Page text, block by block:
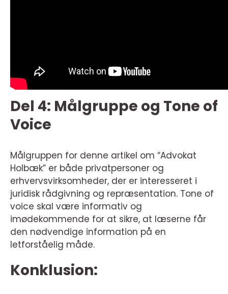
Del 4: Målgruppe og Tone of
Voice
Målgruppen for denne artikel om “Advokat
Holbæk” er både privatpersoner og
erhvervsvirksomheder, der er interesseret i
juridisk rådgivning og repræsentation. Tone of
voice skal være informativ og
imødekommende for at sikre, at læserne får
den nødvendige information på en
letforståelig måde.
Konklusion: